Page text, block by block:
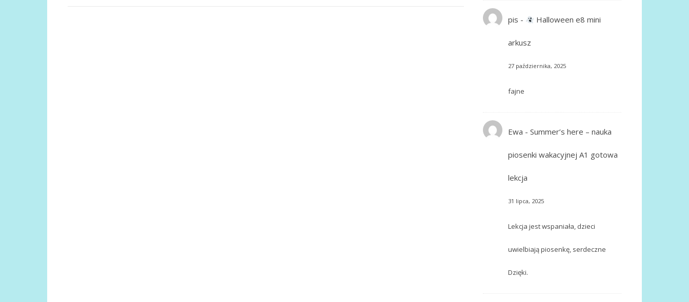
pis - Halloween e8 mini
arkusz
27 października, 2025
fajne
Ewa - Summer’s here – nauka
piosenki wakacyjnej A1 gotowa
lekcja
31 lipca, 2025
Lekcja jest wspaniała, dzieci
uwielbiają piosenkę, serdeczne
Dzięki.